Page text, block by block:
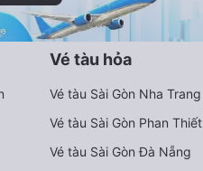
Vé tàu hỏa
Vé tàu Sài Gòn Nha Trang
Vé tàu Sài Gòn Phan Thiết
Vé tàu Sài Gòn Đà Nẵng